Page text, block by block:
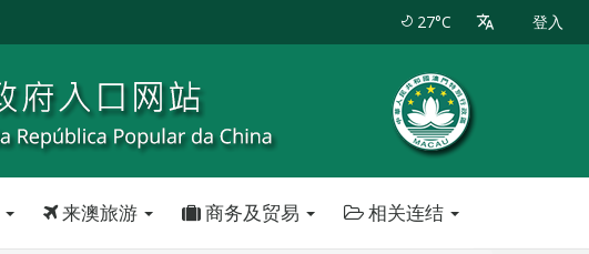
27°C 登入
来澳旅游 商务及贸易 相关连结